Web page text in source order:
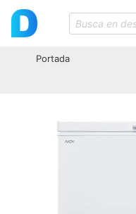
Portada